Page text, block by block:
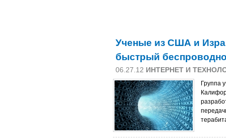
Ученые из США и
быстрый
06.27.12 ИНТЕРНЕТ И
Группа